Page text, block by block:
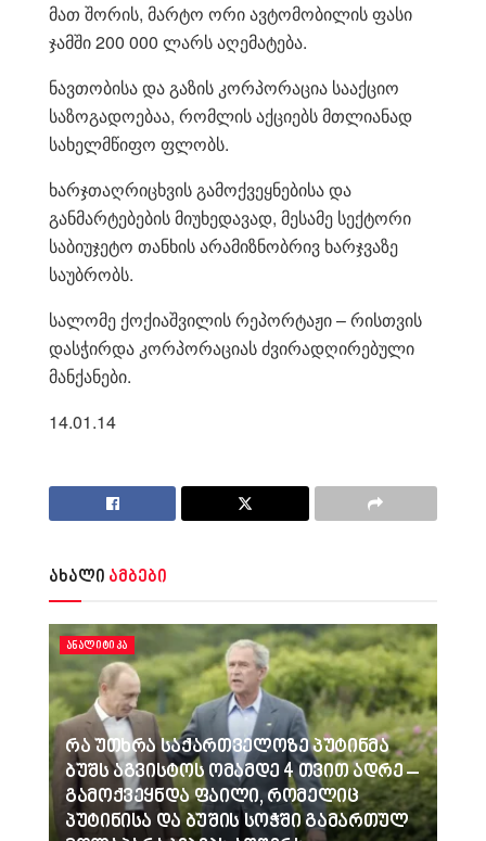
მათ შორის, მარტო ორი ავტომობილის ფასი
ჯამში 200 000 ლარს აღემატება.
ნავთობისა და გაზის კორპორაცია სააქციო
საზოგადოებაა, რომლის აქციებს მთლიანად
სახელმწიფო ფლობს.
ხარჯთაღრიცხვის გამოქვეყნებისა და
განმარტებების მიუხედავად, მესამე სექტორი
საბიუჯეტო თანხის არამიზნობრივ ხარჯვაზე
საუბრობს.
სალომე ქოქიაშვილის რეპორტაჟი – რისთვის
დასჭირდა კორპორაციას ძვირადღირებული
მანქანები.
14.01.14
ახალი ამბები
ᲐᲜᲐᲚᲘᲢᲘᲙᲐ
რა უთხრა საქართველოზე პუტინმა
ბუშს აგვისტოს ომამდე 4 თვით ადრე –
გამოქვეყნდა ფაილი, რომელიც
პუტინისა და ბუშის სოჭში გამართულ